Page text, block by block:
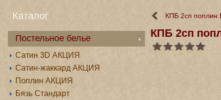
КПБ 2сп поплин
КПБ 2сп
Каталог
Постельное белье
Сатин 3D АКЦИЯ
Сатин-жаккард АКЦИЯ
Поплин АКЦИЯ
Бязь Стандарт